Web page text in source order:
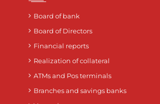
Board of bank
Board of Directors
Financial reports
Realization of collateral
ATMs and Pos terminals
Branches and savings banks